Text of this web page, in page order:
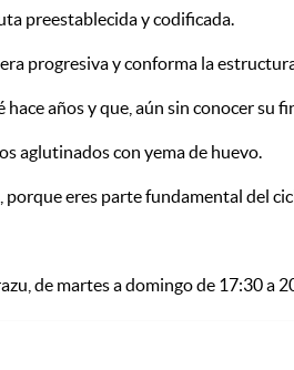
preestablecida y codificada.
progresiva y conforma la
años y que, aún sin conocer su
aglutinados con yema de huevo.
eres parte fundamental del
de martes a domingo de 17:30 a